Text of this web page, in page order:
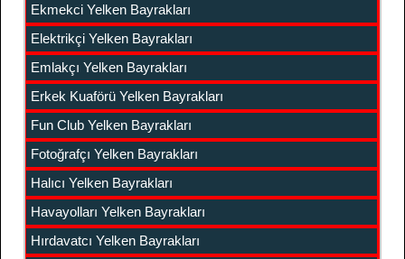
Ekmekci Yelken Bayrakları
Elektrikçi Yelken Bayrakları
Emlakçı Yelken Bayrakları
Erkek Kuaförü Yelken Bayrakları
Fun Club Yelken Bayrakları
Fotoğrafçı Yelken Bayrakları
Halıcı Yelken Bayrakları
Havayolları Yelken Bayrakları
Hırdavatcı Yelken Bayrakları